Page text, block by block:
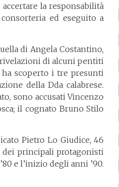
la responsabilità
ed eseguito a
di Angela Costantino,
rivelazioni di alcuni pentiti
scoperto i tre presunti
della Dda calabrese.
sono accusati Vincenzo
il cognato Bruno Stilo
Pietro Lo Giudice, 46
dei principali protagonisti
e l’inizio degli anni ’90.